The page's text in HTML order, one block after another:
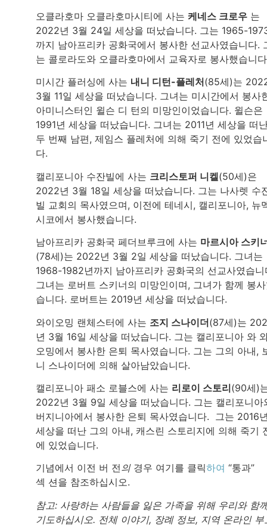
오클라호마 오클라호마시티에 사는 케네스 크로우 는
2022년 3월 24일 세상을 떠났습니다. 그는 1965-
까지 남아프리카 공화국에서 봉사한 선교사였습니다.
는 콜로라도와 오클라호마에서 교육자로 봉사했습니
미시간 플러싱에 사는 내니 디턴-플레처(85세)는
3월 11일 세상을 떠났습니다. 그녀는 미시간에서 봉사
아미니스터인 윌슨 디 턴의 미망인이었습니다. 윌슨은
1991년 세상을 떠났습니다. 그녀는 2011년 세상을 떠
두 번째 남편, 제임스 플레처에 의해 죽기 전에 있었습
다.
캘리포니아 수잔빌에 사는 크리스토퍼 니켈(50세)은
2022년 3월 18일 세상을 떠났습니다. 그는 나사렛 수
빌 교회의 목사였으며, 이전에 테네시, 캘리포니아, 뉴
시코에서 봉사했습니다.
남아프리카 공화국 페더브루크에 사는 마르시아 스키
(78세)는 2022년 3월 2일 세상을 떠났습니다. 그녀는
1968-1982년까지 남아프리카 공화국의 선교사였습니
그녀는 로버트 스키너의 미망인이며, 그녀가 함께 봉
습니다. 로버트는 2019년 세상을 떠났습니다.
와이오밍 랜체스터에 사는 조지 스나이더(87세)는
년 3월 16일 세상을 떠났습니다. 그는 캘리포니아 와
오밍에서 봉사한 은퇴 목사였습니다. 그는 그의 아내,
니 스나이더에 의해 살아남았습니다.
캘리포니아 패소 로블스에 사는 리로이 스토리(90세)
2022년 3월 9일 세상을 떠났습니다. 그는 캘리포니아
버지니아에서 봉사한 은퇴 목사였습니다. 그는 2016
세상을 떠난 그의 아내, 캐스린 스토리지에 의해 죽기
에 있었습니다.
기념에서 이전 버 전의경우 여기를 클릭하여 “통과”
섹 션을 참조하십시오.
참고: 사랑하는 사람들을 잃은 가족을 위해 우리와 함
기도하십시오. 전체 이야기, 장례 정보, 지역 온라인 부